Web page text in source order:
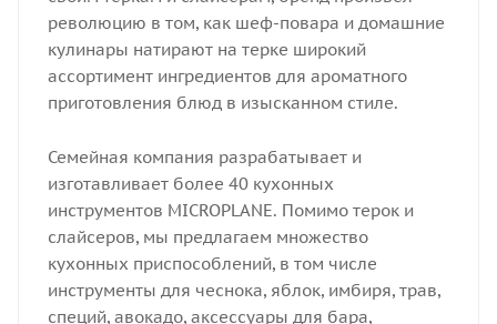
революцию в том, как шеф-повара и домашние
кулинары натирают на терке широкий
ассортимент ингредиентов для ароматного
приготовления блюд в изысканном стиле.
Семейная компания разрабатывает и
изготавливает более 40 кухонных
инструментов MICROPLANE. Помимо терок и
слайсеров, мы предлагаем множество
кухонных приспособлений, в том числе
инструменты для чеснока, яблок, имбиря, трав,
специй, авокадо, аксессуары для бара,